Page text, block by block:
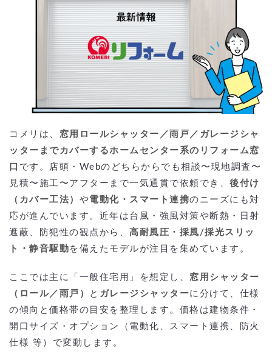
コメリは、 窓用ロールシャッター／雨戸／ガレージシャ
ッターまでカバーするホームセンター系のリフォーム窓
口 です。店頭・Webのどちらからでも相談〜現地調査〜
見積〜施工〜アフターまで一気通貫で依頼でき、 後付け
（カバー工法） や電動化・スマート連携のニーズにも対
応が進んでいます。近年は台風・強風対策や断熱・日射
遮蔽、防犯性の観点から、 高耐風圧・採風/採光スリッ
ト・静音駆動 を備えたモデルが注目を集めています。
ここでは主に「一般住宅用」を想定し、 窓用シャッター
（ロール／雨戸）
と ガレージシャッターに分けて、仕様
の傾向と価格帯の目安を整理します。価格は建物条件・
開口サイズ・オプション（電動化、スマート連携、防火
仕様 等）で変動します。